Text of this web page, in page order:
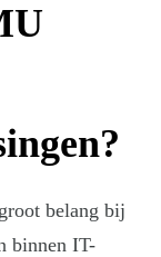
belang bij
binnen IT-